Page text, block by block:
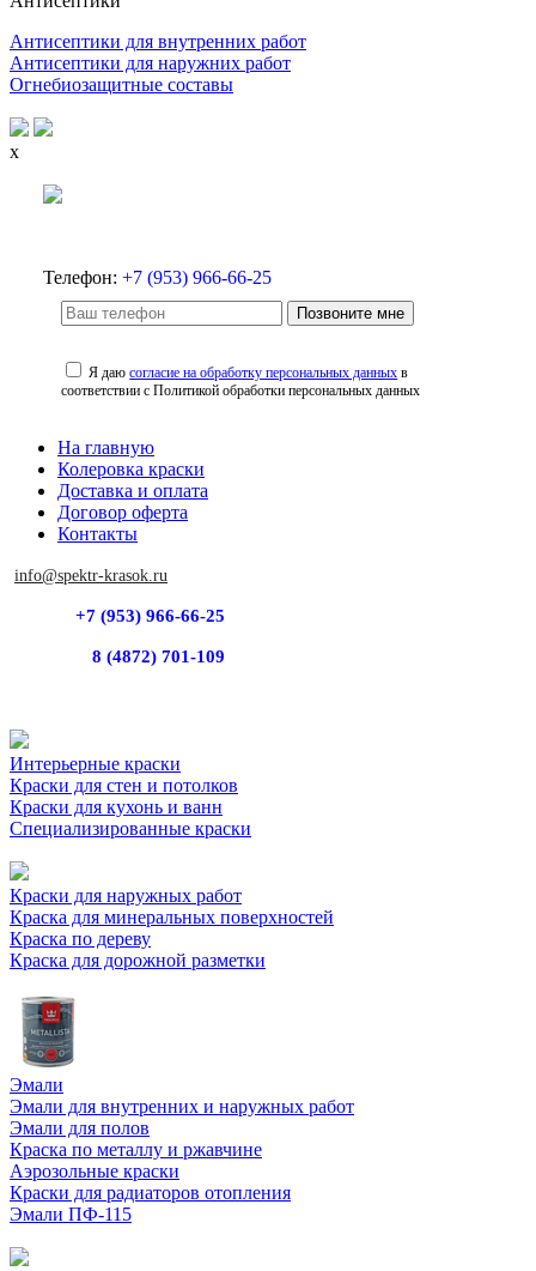
Антисептики для внутренних работ
Антисептики для наружних работ
Огнебиозащитные составы
x
Телефон: +7 (953) 966-66-25
Позвоните мне
Я даюсогласие на обработку персональных данных в
соответствии с Политикой обработки персональных данных
На главную
Колеровка краски
Доставка и оплата
Договор оферта
Контакты
info@spektr-krasok.ru
+7 (953) 966-66-25
8 (4872) 701-109
Интерьерные краски
Краски для стен и потолков
Краски для кухонь и ванн
Специализированные краски
Краски для наружных работ
Краска для минеральных поверхностей
Краска по дереву
Краска для дорожной разметки
Эмали
Эмали для внутренних и наружных работ
Эмали для полов
Краска по металлу и ржавчине
Аэрозольные краски
Краски для радиаторов отопления
Эмали ПФ-115